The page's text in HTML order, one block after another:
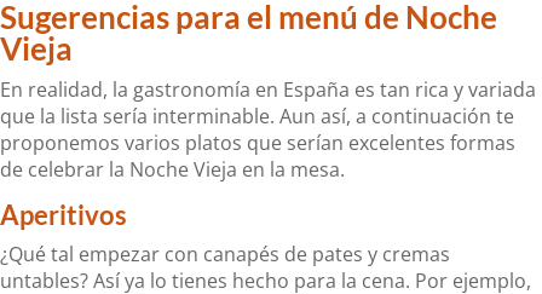
Sugerencias para el menú de Noche
Vieja
En realidad, la gastronomía en España es tan rica y variada
que la lista sería interminable. Aun así, a continuación te
proponemos varios platos que serían excelentes formas
de celebrar la Noche Vieja en la mesa.
Aperitivos
¿Qué tal empezar con canapés de pates y cremas
untables? Así ya lo tienes hecho para la cena. Por ejemplo,